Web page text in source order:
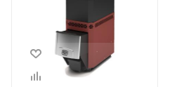
Высота, мм
810
Материал